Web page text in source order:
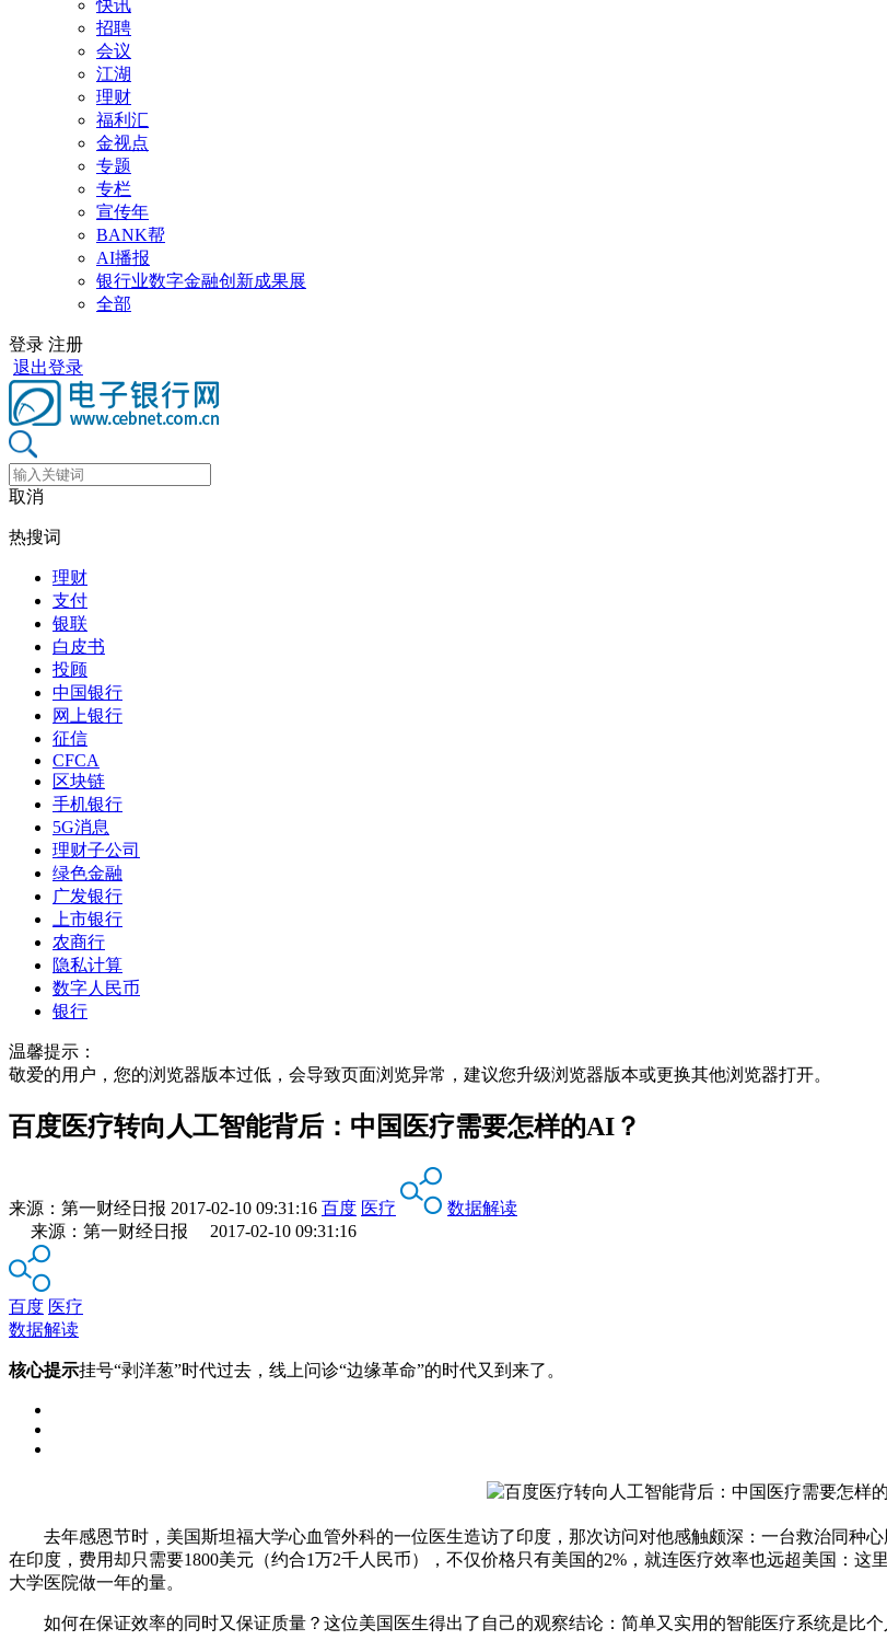
快讯
招聘
会议
江湖
理财
福利汇
金视点
专题
专栏
宣传年
BANK帮
AI播报
银行业数字金融创新成果展
全部
登录 注册
退出登录
取消
热搜词
理财
支付
银联
白皮书
投顾
中国银行
网上银行
征信
CFCA
区块链
手机银行
5G消息
理财子公司
绿色金融
广发银行
上市银行
农商行
隐私计算
数字人民币
银行
温馨提示：
敬爱的用户，您的浏览器版本过低，会导致页面浏览异常，建议您升级浏览器版本或更换其他浏览器打开。
百度医疗转向人工智能背后：中国医疗需要怎样的AI？
来源： 第一财经日报 2017-02-10 09:31:16 百度 医疗
数据解读
来源：第一财经日报 2017-02-10 09:31:16
百度 医疗
数据解读
核心提示挂号“剥洋葱”时代过去，线上问诊“边缘革命”的时代又到来了。
去年感恩节时，美国斯坦福大学心血管外科的一位医生造访了印度，那次访问对他感触颇深：一台救治同种心
在印度，费用却只需要1800美元（约合1万2千人民币），不仅价格只有美国的2%，就连医疗效率也远超美国：
大学医院做一年的量。
如何在保证效率的同时又保证质量？这位美国医生得出了自己的观察结论：简单又实用的智能医疗系统是比个